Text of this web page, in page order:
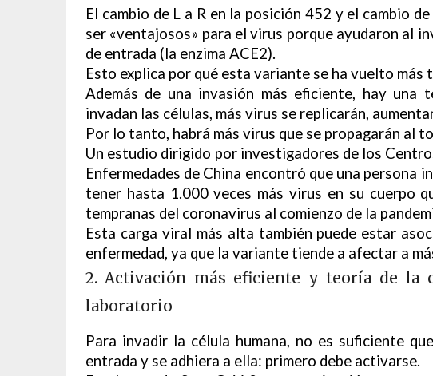
El cambio de L a R en la posición 452 y el cambio
ser «ventajosos» para el virus porque ayudaron al
de entrada (la enzima ACE2).
Esto explica por qué esta variante se ha vuelto más
Además de una invasión más eficiente, hay una
invadan las células, más virus se replicarán,
Por lo tanto, habrá más virus que se propagarán al
Un estudio dirigido por investigadores de los
Enfermedades de China encontró que una persona
tener hasta 1.000 veces más virus en su cuerpo
tempranas del coronavirus al comienzo de la
Esta carga viral más alta también puede estar
enfermedad, ya que la variante tiende a afectar a
2. Activación más eficiente y teoría de la
laboratorio
Para invadir la célula humana, no es suficiente
entrada y se adhiera a ella: primero debe activarse.